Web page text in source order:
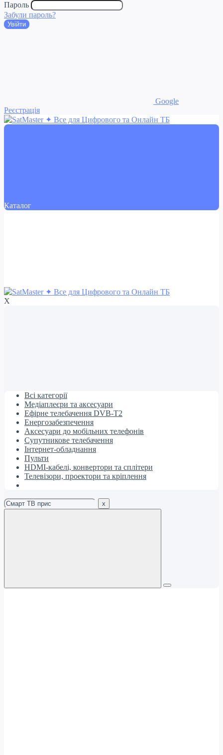
Пароль
Забули пароль?
Увійти
Google
Реєстрація
Каталог
X
Всі категорії
Медіаплеєри та аксесуари
Ефірне телебачення DVB-T2
Енергозабезпечення
Аксесуари до мобільних телефонів
Супутникове телебачення
Інтернет-обладнання
Пульти
HDMI-кабелі, конвертори та сплітери
Телевізори, проектори та кріплення